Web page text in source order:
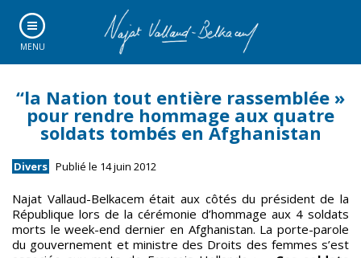
MENU
“la Nation tout entière rassemblée »
pour rendre hommage aux quatre
soldats tombés en Afghanistan
Divers Publié le 14 juin 2012
Najat Vallaud-Belkacem était aux côtés du président de la
République lors de la cérémonie d’hommage aux 4 soldats
morts le week-end dernier en Afghanistan. La porte-parole
du gouvernement et ministre des Droits des femmes s’est